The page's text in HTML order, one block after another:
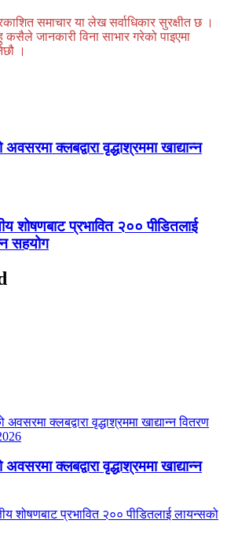
समाचार या लेख सर्वाधिकार सुरक्षीत छ ।
जानकारी विना साभार गरेको पाइएमा
।
अवसरमा क्लबद्वारा वृद्धाश्रममा खाद्यान्न
शोषणबाट प्रभावित २०० पीडितलाई
सहयोग
अवसरमा क्लबद्वारा वृद्धाश्रममा खाद्यान्न